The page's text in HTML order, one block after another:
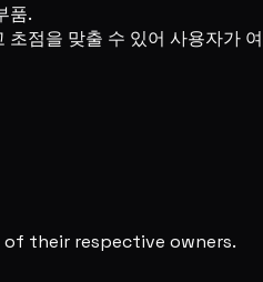
품.
점을 맞출 수 있어 사용자가
their respective owners.